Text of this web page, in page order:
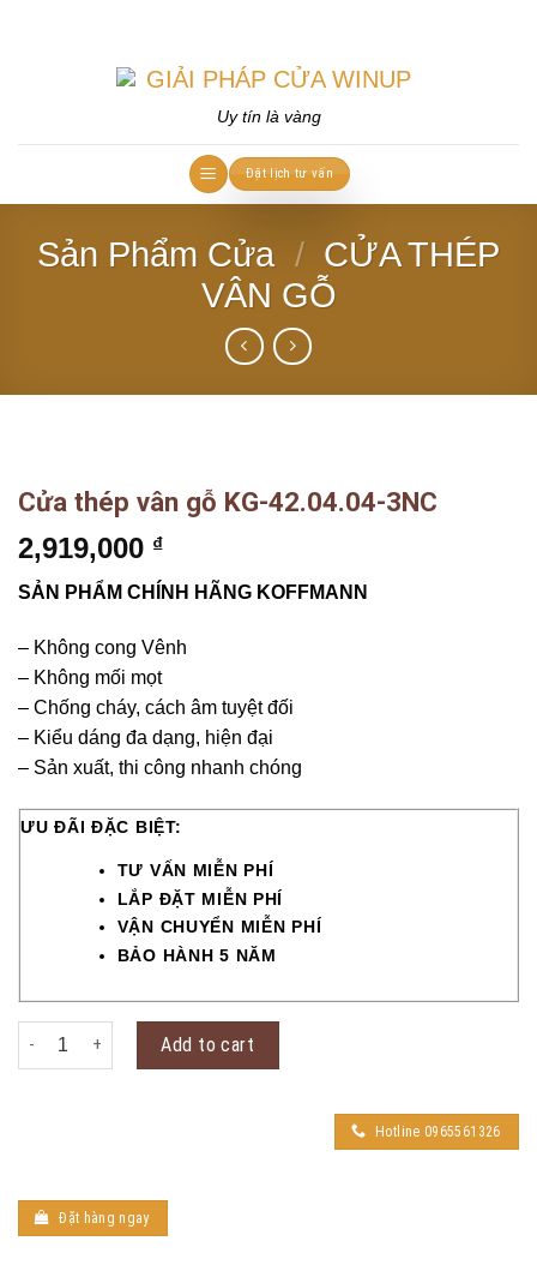
Uy tín là vàng
Đặt lịch tư vấn
Sản Phẩm Cửa / CỬA THÉP
VÂN GỖ
Cửa thép vân gỗ KG-42.04.04-3NC
2,919,000 ₫
SẢN PHẨM CHÍNH HÃNG KOFFMANN
– Không cong Vênh
– Không mối mọt
– Chống cháy, cách âm tuyệt đối
– Kiểu dáng đa dạng, hiện đại
– Sản xuất, thi công nhanh chóng
ƯU ĐÃI ĐẶC BIỆT:
TƯ VẤN MIỄN PHÍ
LẮP ĐẶT MIỄN PHÍ
VẬN CHUYỂN MIỄN PHÍ
BẢO HÀNH 5 NĂM
Cửa thép vân gỗ KG-42.04.04-3NC quantity
Add to cart
Hotline 0965561326
Đặt hàng ngay